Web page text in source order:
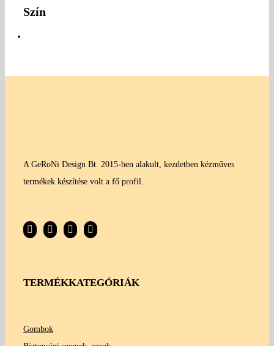
Szín
A GeRoNi Design Bt. 2015-ben alakult, kezdetben kézműves
termékek készítése volt a fő profil.
TERMÉKKATEGÓRIÁK
Gombok